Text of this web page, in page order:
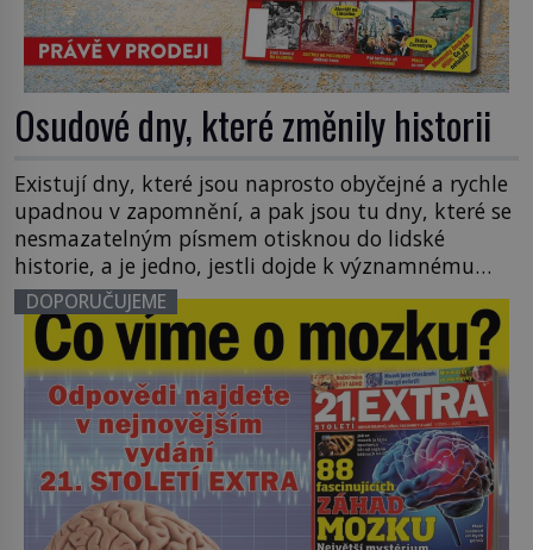
Osudové dny, které změnily historii
Existují dny, které jsou naprosto obyčejné a rychle
upadnou v zapomnění, a pak jsou tu dny, které se
nesmazatelným písmem otisknou do lidské
historie, a je jedno, jestli dojde k významnému
objevu nebo děsivé katastrofě. Vezměte si k ruce
kalendář a projděte společně s námi historii
křížem krážem. Je 10. dubna roku 49 př. n. […]
DOPORUČUJEME